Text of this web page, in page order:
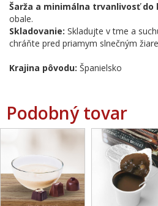
Šarža a minimálna trvanlivosť do
obale.
Skladovanie: Skladujte v tme a
chráňte pred priamym slnečným
Krajina pôvodu: Španielsko
Podobný tovar